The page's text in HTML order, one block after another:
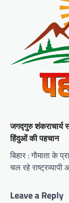
जगद्गुरु शंकराचार्य
हिंदुओं की पहचान
बिहार : गौमाता के
चल रहे
Leave a Reply